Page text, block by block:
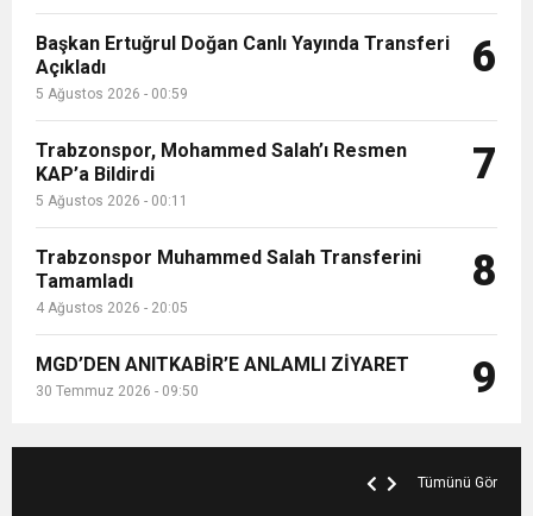
Başkan Ertuğrul Doğan Canlı Yayında Transferi
Açıkladı
5 Ağustos 2026 - 00:59
6
Trabzonspor, Mohammed Salah’ı Resmen
KAP’a Bildirdi
5 Ağustos 2026 - 00:11
7
Trabzonspor Muhammed Salah Transferini
Tamamladı
4 Ağustos 2026 - 20:05
8
MGD’DEN ANITKABİR’E ANLAMLI ZİYARET
30 Temmuz 2026 - 09:50 9
Tümünü Gör